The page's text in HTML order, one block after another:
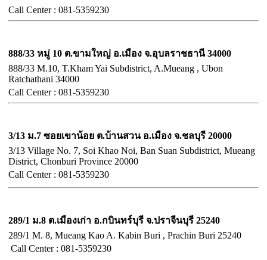
Call Center : 081-5359230
888/33 หมู่ 10 ต.ขามใหญ่ อ.เมือง จ.อุบลราชธานี 34000
888/33 M.10, T.Kham Yai Subdistrict, A.Mueang , Ubon
Ratchathani 34000
Call Center : 081-5359230
3/13 ม.7 ซอยเขาน้อย ต.บ้านสวน อ.เมือง จ.ชลบุรี 20000
3/13 Village No. 7, Soi Khao Noi, Ban Suan Subdistrict, Mueang
District, Chonburi Province 20000
Call Center : 081-5359230
289/1 ม.8 ต.เมืองเก่า อ.กบินทร์บุรี จ.ปราจีนบุรี 25240
289/1 M. 8, Mueang Kao A. Kabin Buri , Prachin Buri 25240
Call Center : 081-5359230